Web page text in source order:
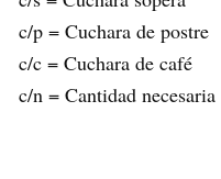
c/p = Cuchara de postre
c/c = Cuchara de café
c/n = Cantidad necesaria